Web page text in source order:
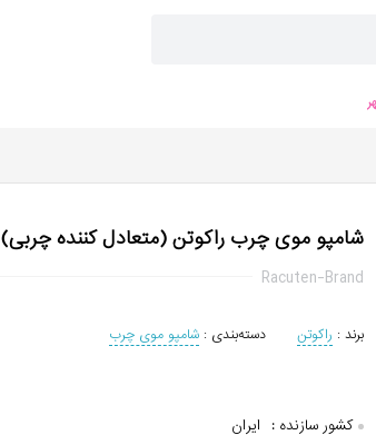
شامپو موی چرب راکوتن (متعادل کننده چربی)
Racuten-Brand
برند : راکوتن دسته‌بندی : شامپو موی چرب
کشور سازنده :
ایران